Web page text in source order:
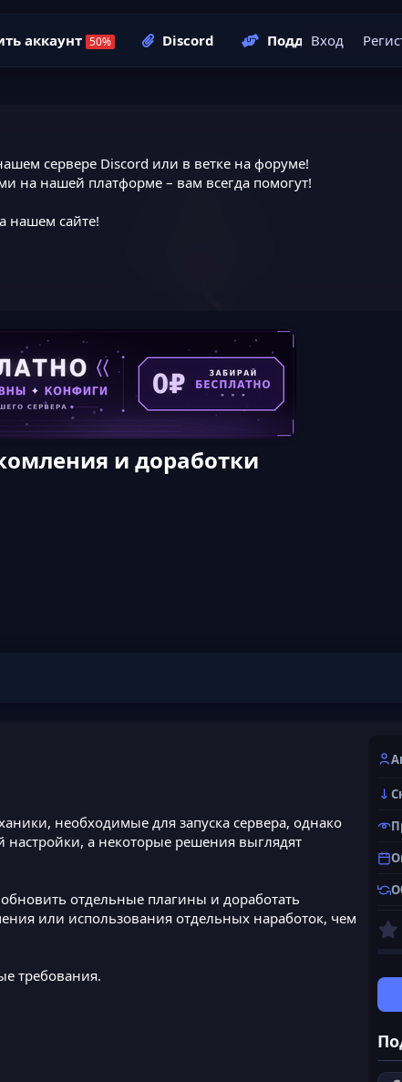
аккаунт Discord Поддержать нас
Вход
сервере Discord или в ветке на форуме!
на нашей платформе – вам всегда помогут!
нашем сайте!
и доработки
необходимые для запуска сервера, однако
настройки, а некоторые решения выглядят
отдельные плагины и доработать
или использования отдельных наработок, чем
требования.